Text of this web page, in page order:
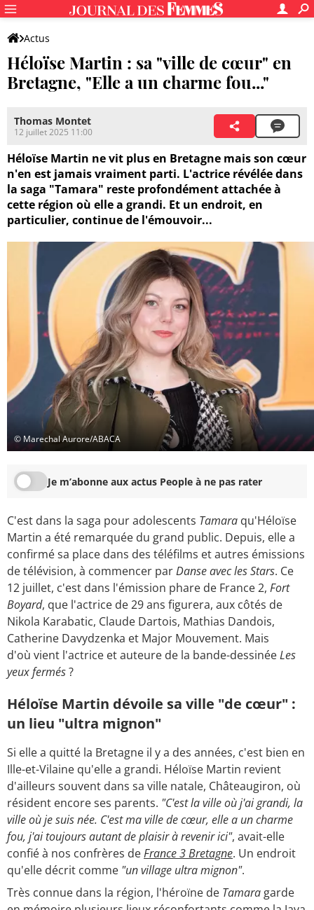
Actus
Héloïse Martin : sa "ville de cœur" en
Bretagne, "Elle a un charme fou..."
Thomas Montet
12 juillet 2025 11:00
Héloïse Martin ne vit plus en Bretagne mais son cœur
n'en est jamais vraiment parti. L'actrice révélée dans
la saga "Tamara" reste profondément attachée à
cette région où elle a grandi. Et un endroit, en
particulier, continue de l'émouvoir...
© Marechal Aurore/ABACA
Je m’abonne aux actus People à ne pas rater
C'est dans la saga pour adolescents Tamara qu'Héloïse
Martin a été remarquée du grand public. Depuis, elle a
confirmé sa place dans des téléfilms et autres émissions
de télévision, à commencer parDanse avec les Stars. Ce
12 juillet, c'est dans l'émission phare de France 2, Fort
Boyard, que l'actrice de 29 ans figurera, aux côtés de
Nikola Karabatic, Claude Dartois, Mathias Dandois,
Catherine Davydzenka et Major Mouvement. Mais
d'où vient l'actrice et auteure de la bande-dessinéeLes
yeux fermés?
Héloïse Martin dévoile sa ville "de cœur" :
un lieu "ultra mignon"
Si elle a quitté la Bretagne il y a des années, c'est bien en
Ille-et-Vilaine qu'elle a grandi. Héloïse Martin revient
d'ailleurs souvent dans sa ville natale, Châteaugiron, où
résident encore ses parents. "C'est la ville où j'ai grandi, la
ville où je suis née. C'est ma ville de cœur, elle a un charme
fou, j'ai toujours autant de plaisir à revenir ici", avait-elle
confié à nos confrères deFrance 3 Bretagne. Un endroit
qu'elle décrit comme "un village ultra mignon".
Très connue dans la région, l'héroïne de Tamara garde